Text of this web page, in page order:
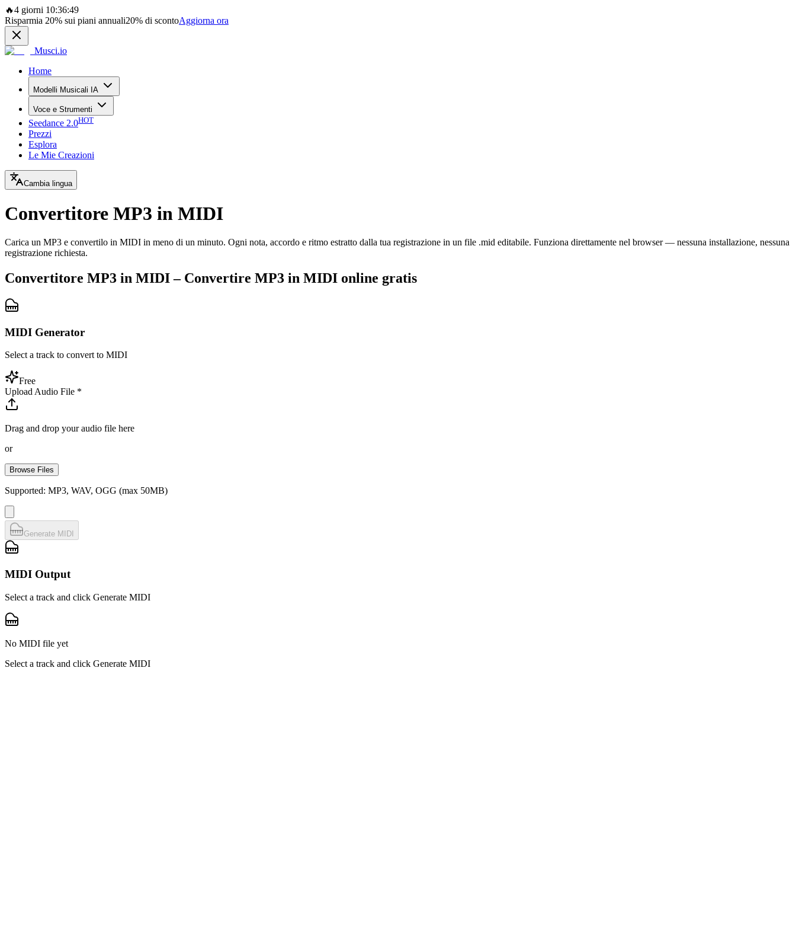
🔥4 giorni 10:36:49
Risparmia 20% sui piani annuali20% di scontoAggiorna ora
Musci.io
Home
Modelli Musicali IA
Voce e Strumenti
Seedance 2.0HOT
Prezzi
Esplora
Le Mie Creazioni
Cambia lingua
Convertitore MP3 in MIDI
Carica un MP3 e convertilo in MIDI in meno di un minuto. Ogni nota, accordo e ritmo estratto dalla tua registrazione in un file .mid editabile. Funziona direttamente nel browser — nessuna installazione, nessuna
registrazione richiesta.
Convertitore MP3 in MIDI – Convertire MP3 in MIDI online gratis
MIDI Generator
Select a track to convert to MIDI
Free
Upload Audio File *
Drag and drop your audio file here
or
Browse Files
Supported: MP3, WAV, OGG (max 50MB)
Generate MIDI
MIDI Output
Select a track and click Generate MIDI
No MIDI file yet
Select a track and click Generate MIDI